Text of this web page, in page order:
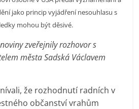
jako princip vyjádření nesouhlasu s
mohou být děsivé.
zveřejnily rozhovor s
města Sadská Václavem
že rozhodnutí radních v
občanství vrahům